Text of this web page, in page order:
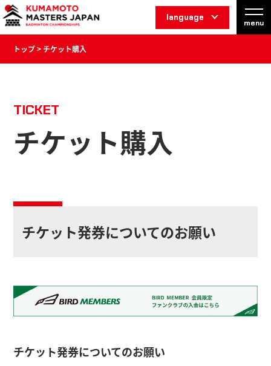
language
menu
トップ> チケット購入
TICKET
チケット購入
チケット発券についてのお願い
チケット発券についてのお願い